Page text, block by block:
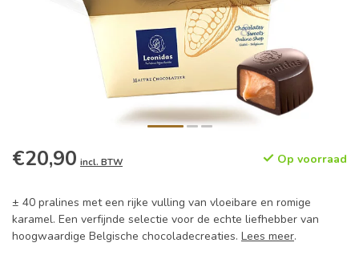
€20,90 incl. BTW Op voorraad
± 40 pralines met een rijke vulling van vloeibare en romige
karamel. Een verfijnde selectie voor de echte liefhebber van
hoogwaardige Belgische chocoladecreaties. Lees meer.